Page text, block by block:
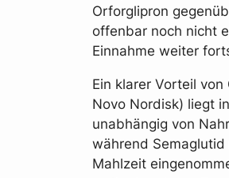
Orforglipron
offenbar noch nicht
Einnahme weiter
Ein klarer Vorteil
Novo Nordisk) liegt
unabhängig von
während
Mahlzeit